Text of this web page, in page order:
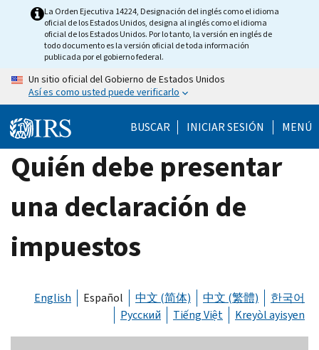
La Orden Ejecutiva 14224, Designación del inglés como el idioma
oficial de los Estados Unidos, designa al inglés como el idioma
oficial de los Estados Unidos. Por lo tanto, la versión en inglés de
todo documento es la versión oficial de toda información
publicada por el gobierno federal.
Un sitio oficial del Gobierno de Estados Unidos
Así es como usted puede verificarlo
BUSCAR INICIAR SESIÓN MENÚ
Quién debe presentar
una declaración de
impuestos
English Español 中文 (简体) 中文 (繁體)
한국어
Русский
Tiếng Việt Kreyòl ayisyen